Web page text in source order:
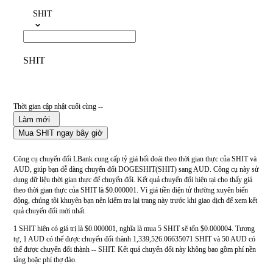
SHIT
SHIT
Thời gian cập nhật cuối cùng --
Làm mới
Mua SHIT ngay bây giờ
Công cụ chuyển đổi LBank cung cấp tỷ giá hối đoái theo thời gian thực của SHIT và
AUD, giúp bạn dễ dàng chuyển đổi DOGESHIT(SHIT) sang AUD. Công cụ này sử
dụng dữ liệu thời gian thực để chuyển đổi. Kết quả chuyển đổi hiện tại cho thấy giá
theo thời gian thực của SHIT là $0.000001. Vì giá tiền điện tử thường xuyên biến
động, chúng tôi khuyên bạn nên kiểm tra lại trang này trước khi giao dịch để xem kết
quả chuyển đổi mới nhất.
1 SHIT hiện có giá trị là $0.000001, nghĩa là mua 5 SHIT sẽ tốn $0.000004. Tương
tự, 1 AUD có thể được chuyển đổi thành 1,339,526.06635071 SHIT và 50 AUD có
thể được chuyển đổi thành -- SHIT. Kết quả chuyển đổi này không bao gồm phí nền
tảng hoặc phí thợ đào.